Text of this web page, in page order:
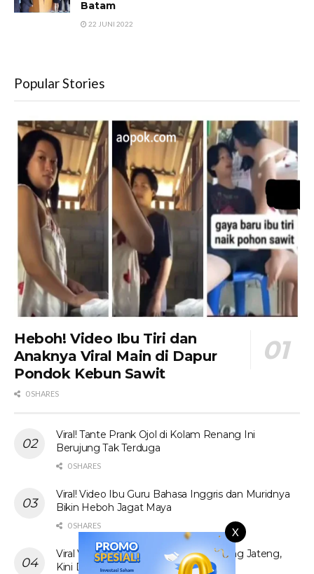
X
Batam
22 JUNI 2022
Popular Stories
Heboh! Video Ibu Tiri dan
Anaknya Viral Main di Dapur
Pondok Kebun Sawit
0 SHARES
Viral! Tante Prank Ojol di Kolam Renang Ini
Berujung Tak Terduga
0 SHARES
Viral! Video Ibu Guru Bahasa Inggris dan Muridnya
Bikin Heboh Jagat Maya
0 SHARES
Viral Video Tak Senonoh Sejoli di Batang Jateng,
Kini Diburu